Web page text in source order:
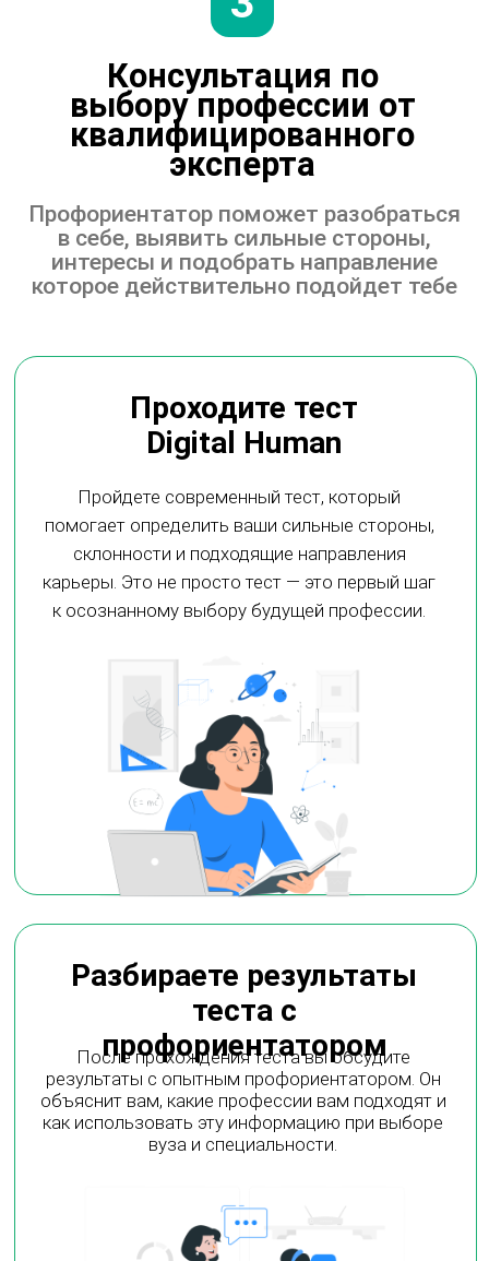
Профориентация
AI-IMPACT
Диагностика
профиля с экспертом
себе, определить сильные стороны и интересы,
а также подобрать профессию и учебное
направление, которые подойдут именно тебе.
Умный инструмент, который за пару минут
проанализирует твой академический
профиль, интересы и цели, а затем подберёт
наиболее подходящие вузы и программ
Разбор сильных и слабых сторон,
рекомендации по улучшению и план
поступления в вуз мечты.
08 ВИДЕОЛЕКЦИЙ
подачи документов. Всё объясняют наши
опытные специалисты.